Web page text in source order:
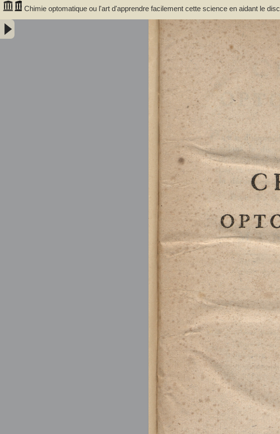
Chimie optomatique ou l'art d'apprendre facilement cette science en aidant le
afin de mieux saisir, par la vue, les rapports de la composition et de la